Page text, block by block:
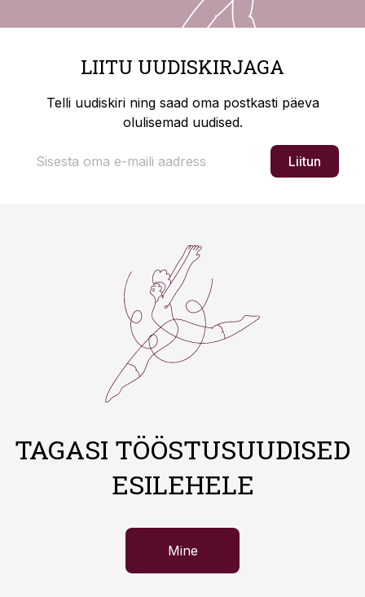
LIITU UUDISKIRJAGA
Telli uudiskiri ning saad oma postkasti päeva
olulisemad uudised.
Liitun
TAGASI TÖÖSTUSUUDISED
ESILEHELE
Mine